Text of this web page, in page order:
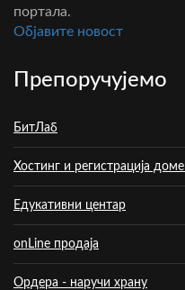
портала.
Oбјавите новост
Препоручујемо
БитЛаб
Хостинг и регистрација
Едукативни центар
onLine продаја
Ордера - наручи храну